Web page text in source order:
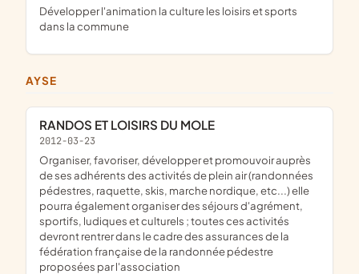
développer l'animation la culture les loisirs et sports
dans la commune
AYSE
RANDOS ET LOISIRS DU MOLE
2012-03-23
organiser, favoriser, développer et promouvoir auprès
de ses adhérents des activités de plein air (randonnées
pédestres, raquette, skis, marche nordique, etc...) elle
pourra également organiser des séjours d'agrément,
sportifs, ludiques et culturels ; toutes ces activités
devront rentrer dans le cadre des assurances de la
fédération française de la randonnée pédestre
proposées par l'association